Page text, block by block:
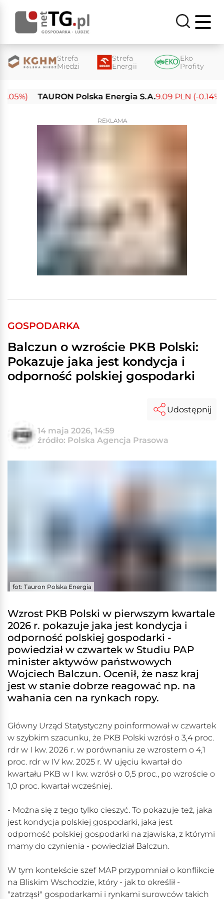
Strefa
Miedzi
Strefa
Energii
Eko
Profity
TAURON Polska Energia S.A.9.09 PLN (-0.14%)
REKLAMA
GOSPODARKA
Balczun o wzroście PKB Polski:
Pokazuje jaka jest kondycja i
odporność polskiej gospodarki
14 maja 2026, 14:59
źródło: Polska Agencja Prasowa
Udostępnij
fot: Tauron Polska Energia
Wzrost PKB Polski w pierwszym kwartale
2026 r. pokazuje jaka jest kondycja i
odporność polskiej gospodarki -
powiedział w czwartek w Studiu PAP
minister aktywów państwowych
Wojciech Balczun. Ocenił, że nasz kraj
jest w stanie dobrze reagować np. na
wahania cen na rynkach ropy.
Główny Urząd Statystyczny poinformował w czwartek
w szybkim szacunku, że PKB Polski wzrósł o 3,4 proc.
rdr w I kw. 2026 r. w porównaniu ze wzrostem o 4,1
proc. rdr w IV kw. 2025 r. W ujęciu kwartał do
kwartału PKB w I kw. wzrósł o 0,5 proc., po wzroście o
1,0 proc. kwartał wcześniej.
- Można się z tego tylko cieszyć. To pokazuje też, jaka
jest kondycja polskiej gospodarki, jaka jest
odporność polskiej gospodarki na zjawiska, z którymi
mamy do czynienia - powiedział Balczun.
W tym kontekście szef MAP przypomniał o konflikcie
na Bliskim Wschodzie, który - jak to określił -
"zatrząsł" gospodarkami i rynkami surowców takich